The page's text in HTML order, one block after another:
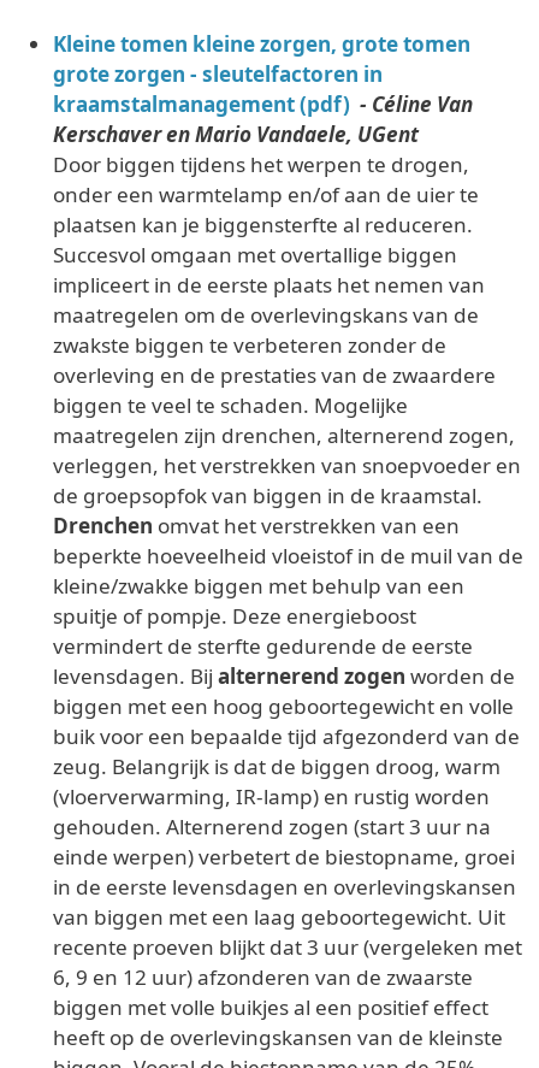
Kleine tomen kleine zorgen, grote tomen
grote zorgen - sleutelfactoren in
kraamstalmanagement (pdf) - Céline Van
Kerschaver en Mario Vandaele, UGent
Door biggen tijdens het werpen te drogen,
onder een warmtelamp en/of aan de uier te
plaatsen kan je biggensterfte al reduceren.
Succesvol omgaan met overtallige biggen
impliceert in de eerste plaats het nemen van
maatregelen om de overlevingskans van de
zwakste biggen te verbeteren zonder de
overleving en de prestaties van de zwaardere
biggen te veel te schaden. Mogelijke
maatregelen zijn drenchen, alternerend zogen,
verleggen, het verstrekken van snoepvoeder en
de groepsopfok van biggen in de kraamstal.
Drenchen omvat het verstrekken van een
beperkte hoeveelheid vloeistof in de muil van de
kleine/zwakke biggen met behulp van een
spuitje of pompje. Deze energieboost
vermindert de sterfte gedurende de eerste
levensdagen. Bij alternerend zogen worden de
biggen met een hoog geboortegewicht en volle
buik voor een bepaalde tijd afgezonderd van de
zeug. Belangrijk is dat de biggen droog, warm
(vloerverwarming, IR-lamp) en rustig worden
gehouden. Alternerend zogen (start 3 uur na
einde werpen) verbetert de biestopname, groei
in de eerste levensdagen en overlevingskansen
van biggen met een laag geboortegewicht. Uit
recente proeven blijkt dat 3 uur (vergeleken met
6, 9 en 12 uur) afzonderen van de zwaarste
biggen met volle buikjes al een positief effect
heeft op de overlevingskansen van de kleinste